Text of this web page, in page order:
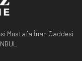
Mustafa İnan Caddesi